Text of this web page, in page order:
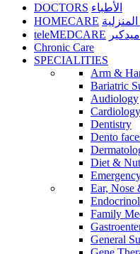
DOCTORS الأطباء
HOMECARE
teleMEDCARE
Chronic Care
SPECIALITIES
Arm &
Bariatric
Audiology
Cardiology
Dentistry
Dento
Diet &
Ear, Nose
Family
General